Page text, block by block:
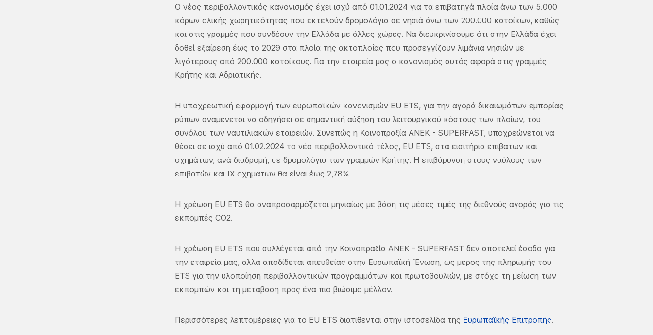
Ο νέος περιβαλλοντικός κανονισμός έχει ισχύ από 01.01.2024 για τα επιβατηγά πλοία άνω των 5.000
κόρων ολικής χωρητικότητας που εκτελούν δρομολόγια σε νησιά άνω των 200.000 κατοίκων, καθώς
και στις γραμμές που συνδέουν την Ελλάδα με άλλες χώρες. Να διευκρινίσουμε ότι στην Ελλάδα έχει
δοθεί εξαίρεση έως το 2029 στα πλοία της ακτοπλοΐας που προσεγγίζουν λιμάνια νησιών με
λιγότερους από 200.000 κατοίκους. Για την εταιρεία μας ο κανονισμός αυτός αφορά στις γραμμές
Κρήτης και Αδριατικής.
Η υποχρεωτική εφαρμογή των ευρωπαϊκών κανονισμών EU ETS, για την αγορά δικαιωμάτων εμπορίας
ρύπων αναμένεται να οδηγήσει σε σημαντική αύξηση του λειτουργικού κόστους των πλοίων, του
συνόλου των ναυτιλιακών εταιρειών. Συνεπώς η Κοινοπραξία ANEK - SUPERFAST, υποχρεώνεται να
θέσει σε ισχύ από 01.02.2024 το νέο περιβαλλοντικό τέλος, EU ETS, στα εισιτήρια επιβατών και
οχημάτων, ανά διαδρομή, σε δρομολόγια των γραμμών Κρήτης. Η επιβάρυνση στους ναύλους των
επιβατών και ΙΧ οχημάτων θα είναι έως 2,78%.
Η χρέωση EU ETS θα αναπροσαρμόζεται μηνιαίως με βάση τις μέσες τιμές της διεθνούς αγοράς για τις
εκπομπές CO2.
Η χρέωση EU ETS που συλλέγεται από την Κοινοπραξία ANEK - SUPERFAST δεν αποτελεί έσοδο για
την εταιρεία μας, αλλά αποδίδεται απευθείας στην Ευρωπαϊκή ΄Ένωση, ως μέρος της πληρωμής του
ETS για την υλοποίηση περιβαλλοντικών προγραμμάτων και πρωτοβουλιών, με στόχο τη μείωση των
εκπομπών και τη μετάβαση προς ένα πιο βιώσιμο μέλλον.
Περισσότερες λεπτομέρειες για το EU ETS διατίθενται στην ιστοσελίδα της Ευρωπαϊκής Επιτροπής.